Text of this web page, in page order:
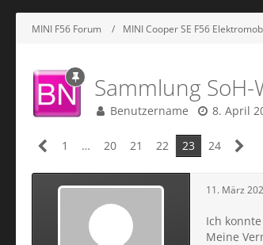
MINI F56 Forum MINI Cooper SE F56
Sammlung SoH-
Benutzername 8. April
1 … 20 21 22 23 24
11. März
Ich
Meine